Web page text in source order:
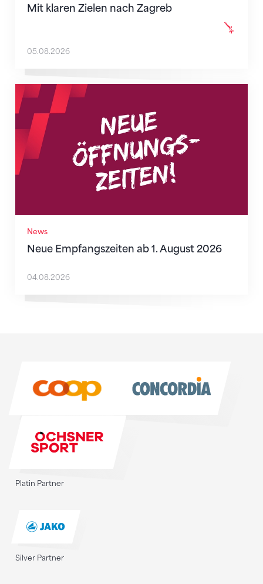
Mit klaren Zielen nach Zagreb
05.08.2026
News
Neue Empfangszeiten ab 1. August 2026
Neue Empfangszeiten ab 1. August 2026
04.08.2026
Platin Partner
Silver Partner